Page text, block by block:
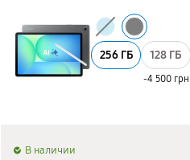
256 ГБ 128 ГБ
-4 500 грн
B наличии